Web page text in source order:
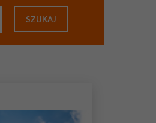
SZUKAJ